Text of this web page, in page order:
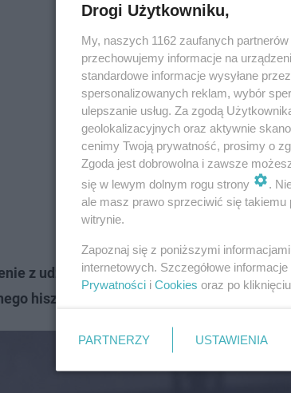
z udziałem Igi Świątek. Najlepsza
hiszpańskiego tenisisty - Rafaela
Drogi Użytkowniku,
My, naszych 1162 zaufanych
przechowujemy informacje na
standardowe informacje wysyłane
spersonalizowanych reklam, wybór
ulepszanie usług. Za zgodą
geolokalizacyjnych oraz aktywnie
cenimy Twoją prywatność, prosimy o
Zgoda jest dobrowolna i zawsze
się w lewym dolnym rogu strony
.
ale masz prawo sprzeciwić się takiemu
witrynie.
Zapoznaj się z poniższymi
internetowych. Szczegółowe
Prywatności i Cookies oraz po
PARTNERZY USTAWIENIA